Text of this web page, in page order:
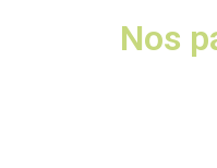
Nos